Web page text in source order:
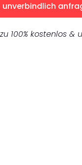
unverbindlich
100% kostenlos &